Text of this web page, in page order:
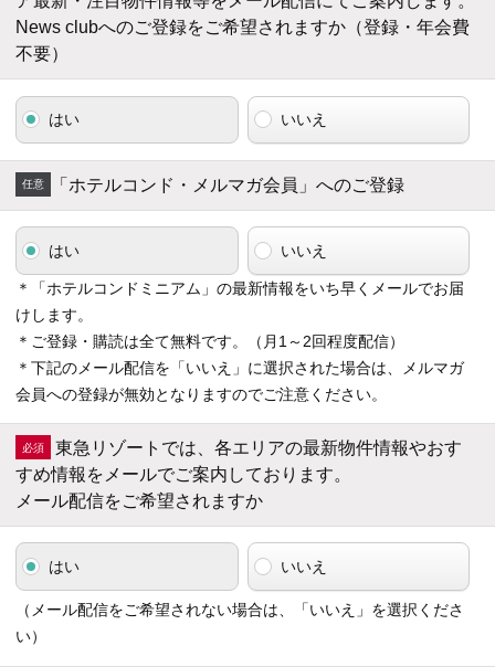
News clubへのご登録をご希望されますか（登録・年会費
不要）
はい いいえ
「ホテルコンド・メルマガ会員」へのご登録
はい いいえ
＊「ホテルコンドミニアム」の最新情報をいち早くメールでお届
けします。
＊ご登録・購読は全て無料です。（月1～2回程度配信）
＊下記のメール配信を「いいえ」に選択された場合は、メルマガ
会員への登録が無効となりますのでご注意ください。
東急リゾートでは、各エリアの最新物件情報やおす
すめ情報をメールでご案内しております。
メール配信をご希望されますか
はい いいえ
（メール配信をご希望されない場合は、「いいえ」を選択くださ
い）